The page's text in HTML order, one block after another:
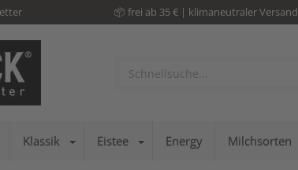
📦 frei ab 35 € | klimaneutraler Versand
Klassik Eistee Energy Milchsorten